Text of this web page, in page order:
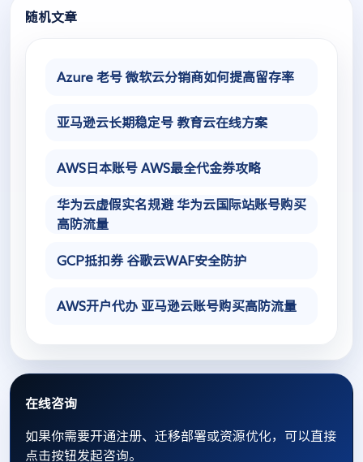
随机文章
Azure 老号 微软云分销商如何提高留存率
亚马逊云长期稳定号 教育云在线方案
AWS日本账号 AWS最全代金券攻略
华为云虚假实名规避 华为云国际站账号购买
高防流量
GCP抵扣券 谷歌云WAF安全防护
AWS开户代办 亚马逊云账号购买高防流量
在线咨询
如果你需要开通注册、迁移部署或资源优化，可以直接
点击按钮发起咨询。